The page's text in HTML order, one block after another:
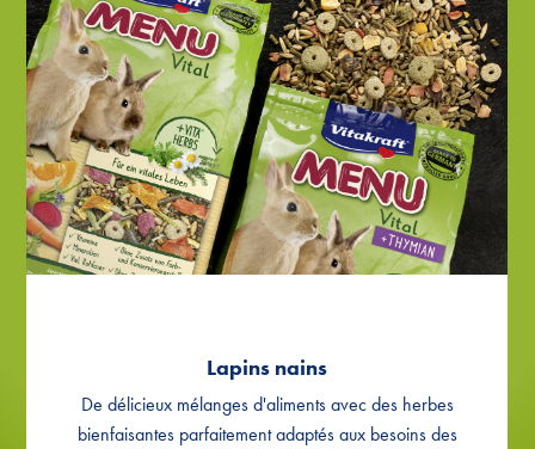
Lapins nains
De délicieux mélanges d'aliments avec des herbes
bienfaisantes parfaitement adaptés aux besoins des
MENU Vital au thym